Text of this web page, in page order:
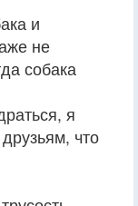
и
не
собака
я
что